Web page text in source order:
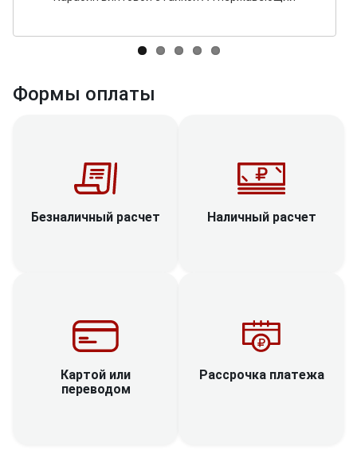
Формы оплаты
Безналичный расчет Наличный расчет
Картой или
переводом
Рассрочка платежа